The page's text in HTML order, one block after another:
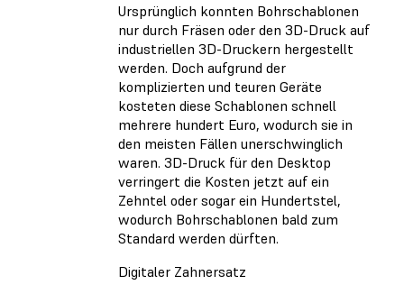
Ursprünglich konnten Bohrschablonen
nur durch Fräsen oder den 3D-Druck auf
industriellen 3D-Druckern hergestellt
werden. Doch aufgrund der
komplizierten und teuren Geräte
kosteten diese Schablonen schnell
mehrere hundert Euro, wodurch sie in
den meisten Fällen unerschwinglich
waren. 3D-Druck für den Desktop
verringert die Kosten jetzt auf ein
Zehntel oder sogar ein Hundertstel,
wodurch Bohrschablonen bald zum
Standard werden dürften.
Digitaler Zahnersatz